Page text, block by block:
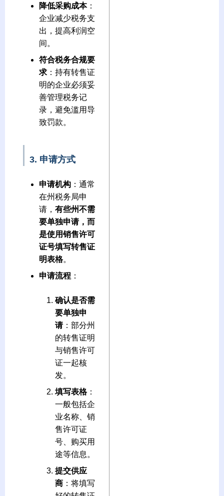
降低采购成本：
企业减少税务支
出，提高利润空
间。
符合税务合规要
求 ：持有转售证
明的企业必须妥
善管理税务记
录，避免滥用导
致罚款。
3. 申请方式
申请机构 ：通常
在州税务局申
请， 有些州不需
要单独申请，而
是使用销售许可
证号填写转售证
明表格。
申请流程 ：
确认是否需
要单独申
请：部分州
的转售证明
与销售许可
证一起核
发。
填写表格：
一般包括企
业名称、销
售许可证
号、购买用
途等信息。
提交供应
商 ：将填写